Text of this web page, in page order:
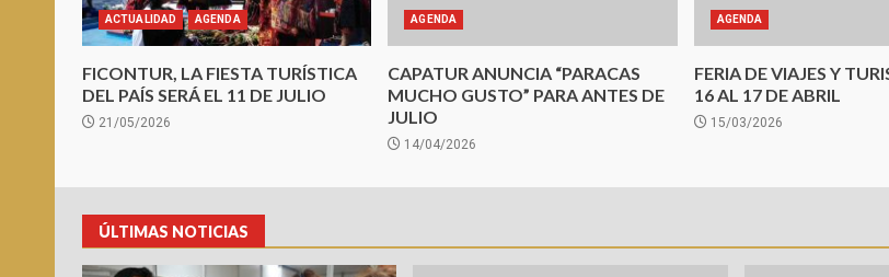
ACTUALIDAD AGENDA
FICONTUR, LA FIESTA TURÍSTICA
DEL PAÍS SERÁ EL 11 DE JULIO
21/05/2026
AGENDA
CAPATUR ANUNCIA “PARACAS
MUCHO GUSTO” PARA ANTES DE
JULIO
14/04/2026
AGENDA
FERIA DE VIAJES Y
16 AL 17 DE ABRIL
15/03/2026
ÚLTIMAS NOTICIAS